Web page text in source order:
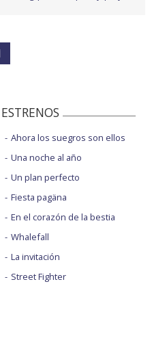
Ahora los suegros son ellos
Una noche al año
Un plan perfecto
Fiesta pagäna
En el corazón de la bestia
Whalefall
La invitación
Street Fighter